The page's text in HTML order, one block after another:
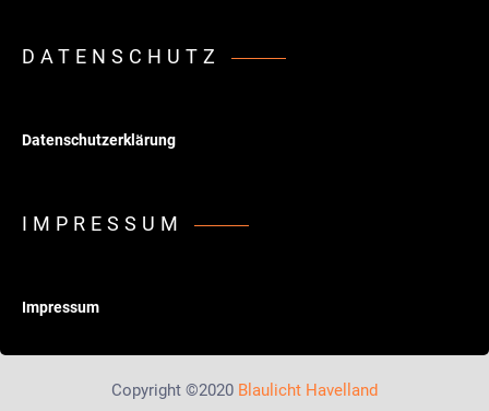
DATENSCHUTZ
Datenschutzerklärung
IMPRESSUM
Impressum
Copyright ©2020 Blaulicht Havelland